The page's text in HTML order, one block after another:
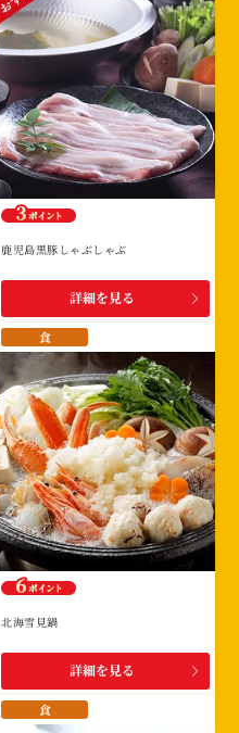
鹿児島黒豚しゃぶしゃぶ
詳細を見る
食
北海雪見鍋
詳細を見る
食